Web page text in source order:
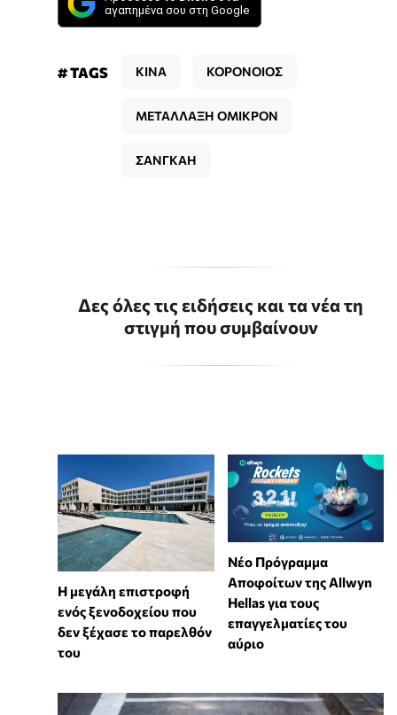
αγαπημένα σου στη Google
# TAGS ΚΙΝΑ ΚΟΡΟΝΟΙΟΣ
ΜΕΤΑΛΛΑΞΗ ΟΜΙΚΡΟΝ
ΣΑΝΓΚΑΗ
Δες όλες τις ειδήσεις και τα νέα τη
στιγμή που συμβαίνουν
Η μεγάλη επιστροφή
ενός ξενοδοχείου που
δεν ξέχασε το παρελθόν
του
Νέο Πρόγραμμα
Αποφοίτων της Allwyn
Hellas για τους
επαγγελματίες του
αύριο